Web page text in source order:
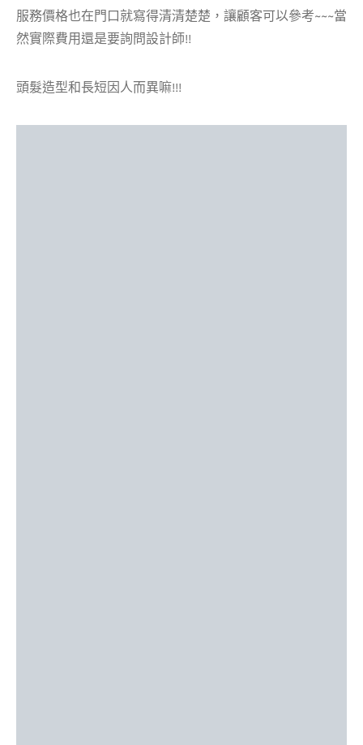
服務價格也在門口就寫得清清楚楚，讓顧客可以參考~~~當
然實際費用還是要詢問設計師!!
頭髮造型和長短因人而異嘛!!!